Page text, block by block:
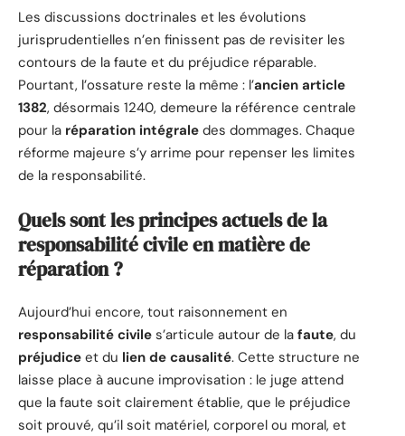
Les discussions doctrinales et les évolutions
jurisprudentielles n’en finissent pas de revisiter les
contours de la faute et du préjudice réparable.
Pourtant, l’ossature reste la même : l’ancien article
1382, désormais 1240, demeure la référence centrale
pour la réparation intégrale des dommages. Chaque
réforme majeure s’y arrime pour repenser les limites
de la responsabilité.
Quels sont les principes actuels de la
responsabilité civile en matière de
réparation ?
Aujourd’hui encore, tout raisonnement en
responsabilité civile s’articule autour de la faute, du
préjudice et du lien de causalité. Cette structure ne
laisse place à aucune improvisation : le juge attend
que la faute soit clairement établie, que le préjudice
soit prouvé, qu’il soit matériel, corporel ou moral, et